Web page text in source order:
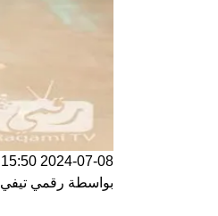
2024-07-08 15:15:50
بواسطة رقمي تيفي